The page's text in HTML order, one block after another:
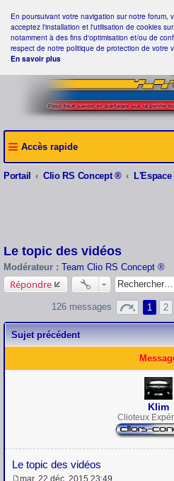
En poursuivant votre navigation sur notre forum,
acceptez l'installation et l'utilisation de cookies
notamment à des fins d'optimisation et/ou de
respect de notre politique de protection de votre
En savoir plus
Accès rapide
Portail Clio RS Concept ®
Le topic des vidéos
Modérateur : Team Clio RS Concept ®
Répondre
126 messages 1 2
Sujet précédent
Klim
Clioteux
Le topic des vidéos
mar. 22 déc. 2015 23:49